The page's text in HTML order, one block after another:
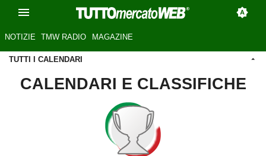
NOTIZIE TMW RADIO MAGAZINE
TUTTI I CALENDARI
CALENDARI E CLASSIFICHE